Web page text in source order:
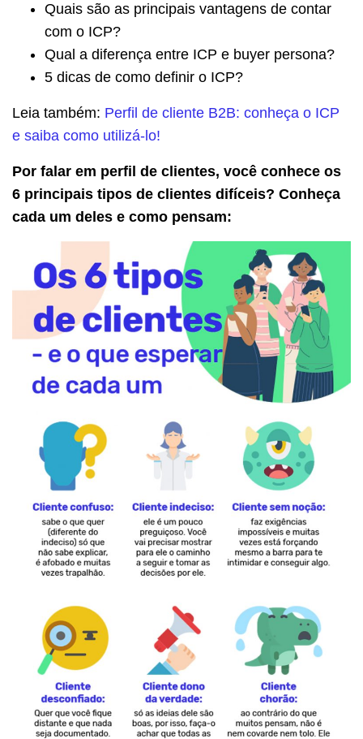
Quais são as principais vantagens de contar
com o ICP?
Qual a diferença entre ICP e buyer persona?
5 dicas de como definir o ICP?
Leia também: Perfil de cliente B2B: conheça o ICP
e saiba como utilizá-lo!
Por falar em perfil de clientes, você conhece os
6 principais tipos de clientes difíceis? Conheça
cada um deles e como pensam: